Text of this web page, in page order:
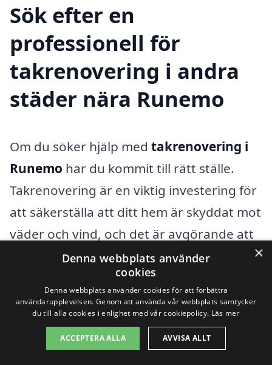
Sök efter en
professionell för
takrenovering i andra
städer nära Runemo
Om du söker hjälp med takrenovering i
Runemo har du kommit till rätt ställe.
Takrenovering är en viktig investering för
att säkerställa att ditt hem är skyddat mot
väder och vind, och det är avgörande att
välja rätt professionell som kan
genomföra arbetet på ett kvalitativt sätt.
På takrenovering-pris.se kan du enkelt
hitta företag i ditt närområde som är
specialiserade på takrenovering och som
×
Denna webbplats använder
cookies
Denna webbplats använder cookies för att förbättra
användarupplevelsen. Genom att använda vår webbplats samtycker
du till alla cookies i enlighet med vår cookiepolicy. Läs mer
ACCEPTERA ALLA AVVISA ALLT